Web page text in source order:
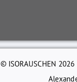
© ISORAUSCHEN 2026